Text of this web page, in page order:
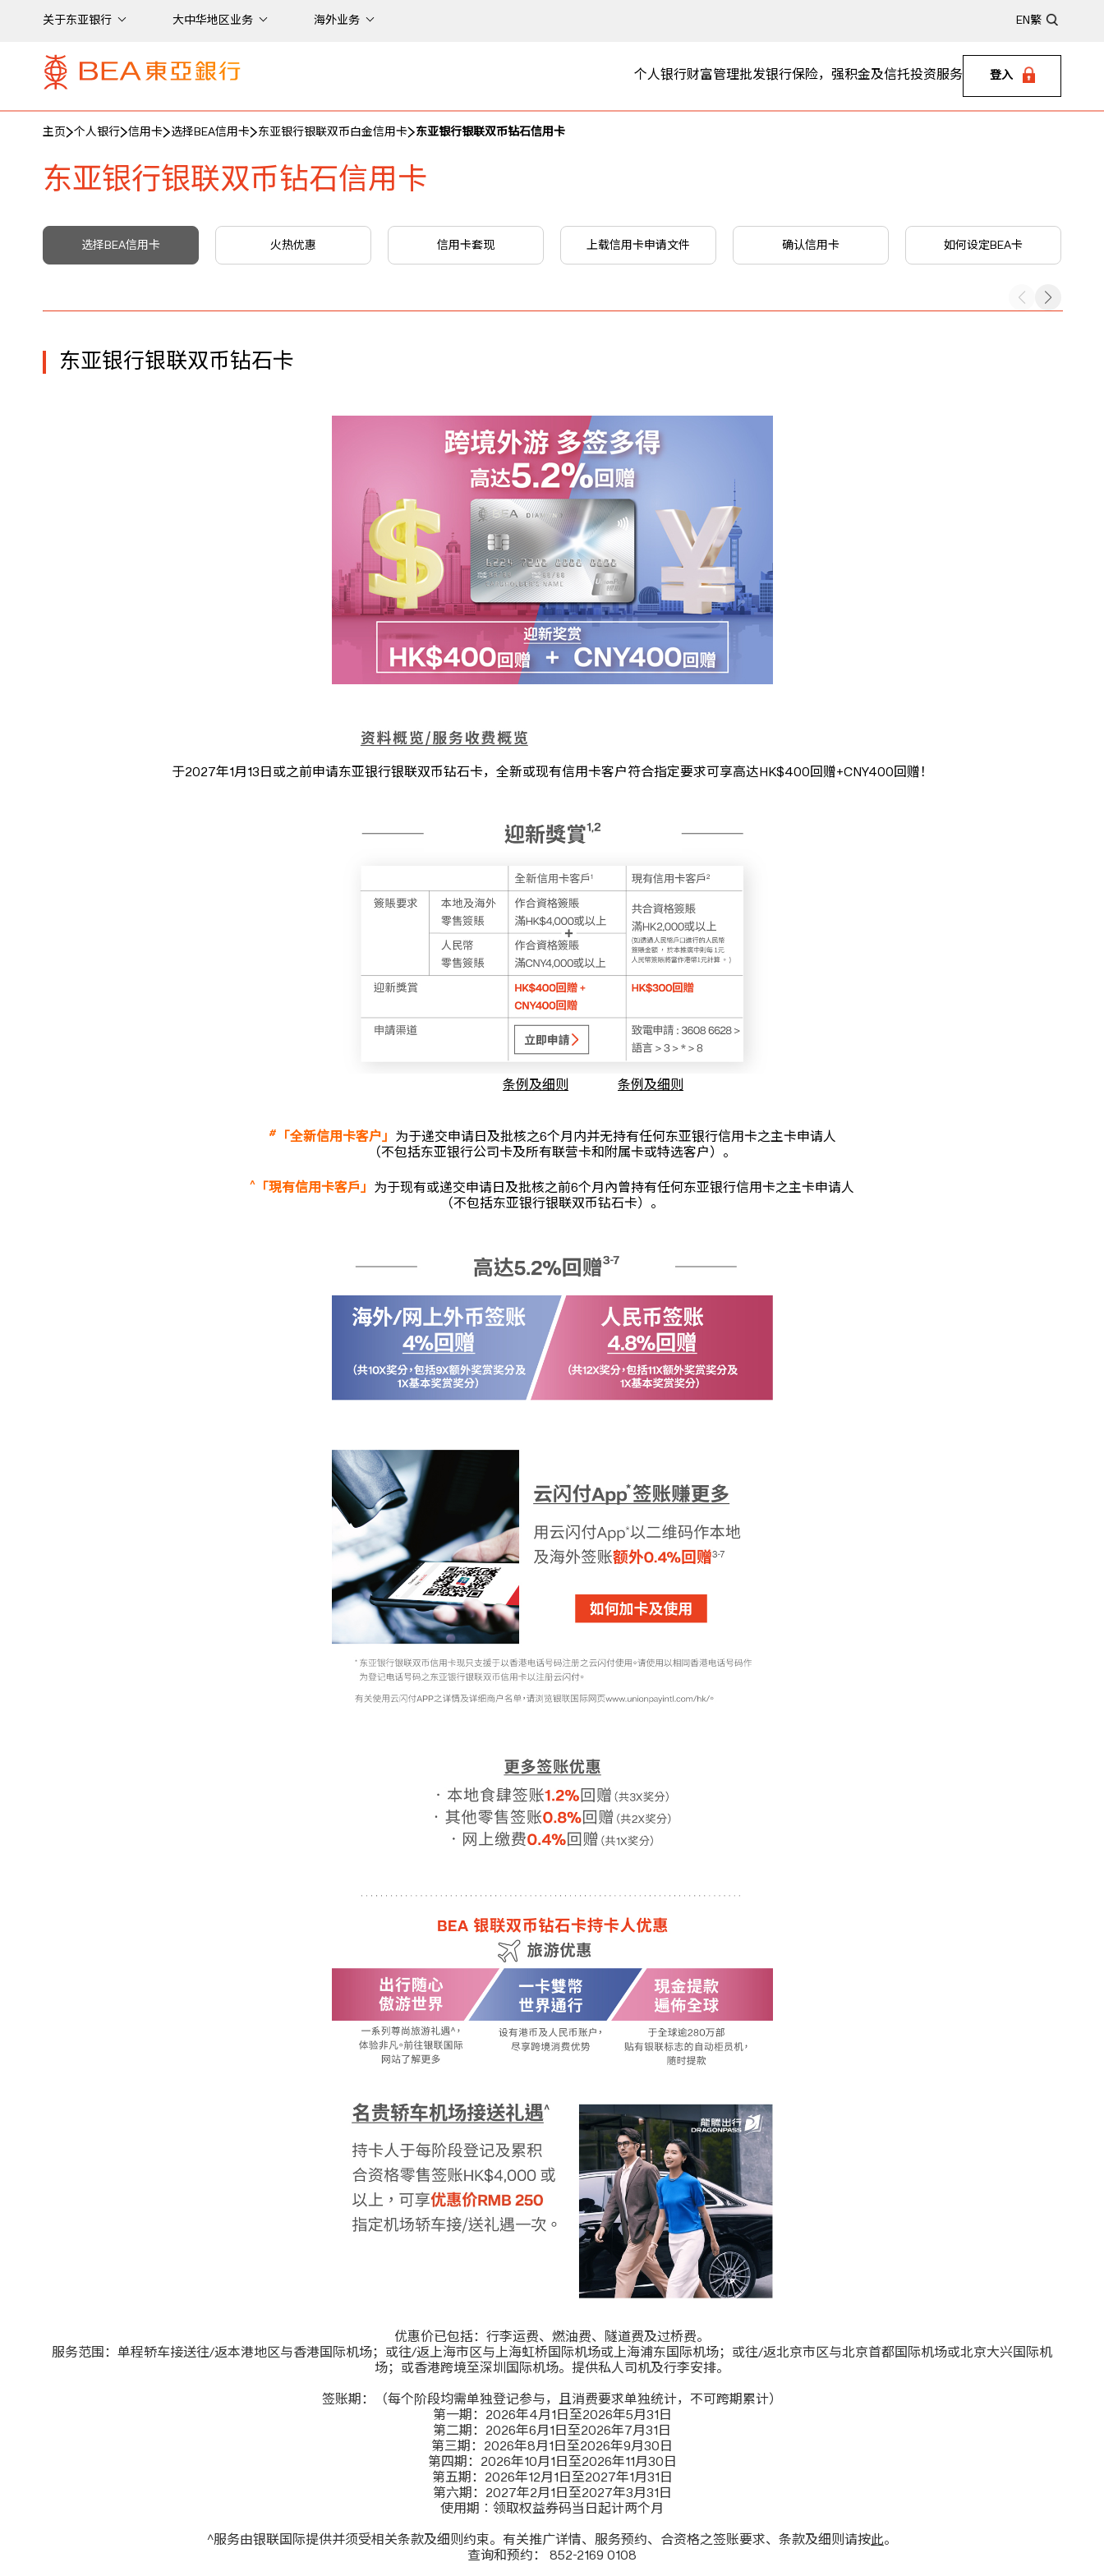
关于东亚银行 大中华地区业务 海外业务 EN 繁
个人银行财富管理批发银行保险，强积金及信托投资服务 登入
主页 个人银行 信用卡 选择BEA信用卡 东亚银行银联双币白金信用卡 东亚银行银联双币钻石信用卡
东亚银行银联双币钻石信用卡
选择BEA信用卡 火热优惠 信用卡套现 上载信用卡申请文件 确认信用卡 如何设定BEA卡
东亚银行银联双币钻石卡
于2027年1月13日或之前申请东亚银行银联双币钻石卡，全新或现有信用卡客户符合指定要求可享高达HK$400回赠+CNY400回赠！
条例及细则 条例及细则
# 「全新信用卡客户」 为于递交申请日及批核之6个月内并无持有任何东亚银行信用卡之主卡申请人
（不包括东亚银行公司卡及所有联营卡和附属卡或特选客户）。
^ 「現有信用卡客戶」 为于现有或递交申请日及批核之前6个月內曾持有任何东亚银行信用卡之主卡申请人
（不包括东亚银行银联双币钻石卡）。
优惠价已包括：行李运费、燃油费、隧道费及过桥费。
服务范围：单程轿车接送往/返本港地区与香港国际机场；或往/返上海市区与上海虹桥国际机场或上海浦东国际机场；或往/返北京市区与北京首都国际机场或北京大兴国际机
场；或香港跨境至深圳国际机场。提供私人司机及行李安排。
签账期：（每个阶段均需单独登记参与，且消费要求单独统计，不可跨期累计）
第一期：2026年4月1日至2026年5月31日
第二期：2026年6月1日至2026年7月31日
第三期：2026年8月1日至2026年9月30日
第四期：2026年10月1日至2026年11月30日
第五期：2026年12月1日至2027年1月31日
第六期：2027年2月1日至2027年3月31日
使用期︰领取权益券码当日起计两个月
^服务由银联国际提供并须受相关条款及细则约束。有关推广详情、服务预约、合资格之签账要求、条款及细则请按此。
查询和预约： 852-2169 0108